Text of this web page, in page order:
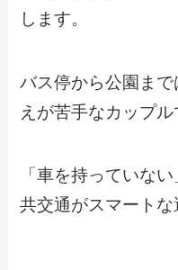
します。
バス停から公園ま
えが苦手なカップル
「車を持っていな
共交通がスマートな